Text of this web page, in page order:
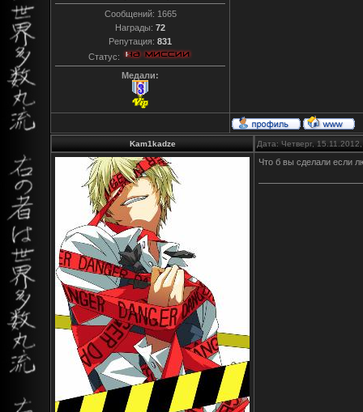
Сообщений: 1665
Награды: 72
Репутация: 831
Статус:
Медали:
Kam1kadze Дата: Четверг,
Что б вы сделали если